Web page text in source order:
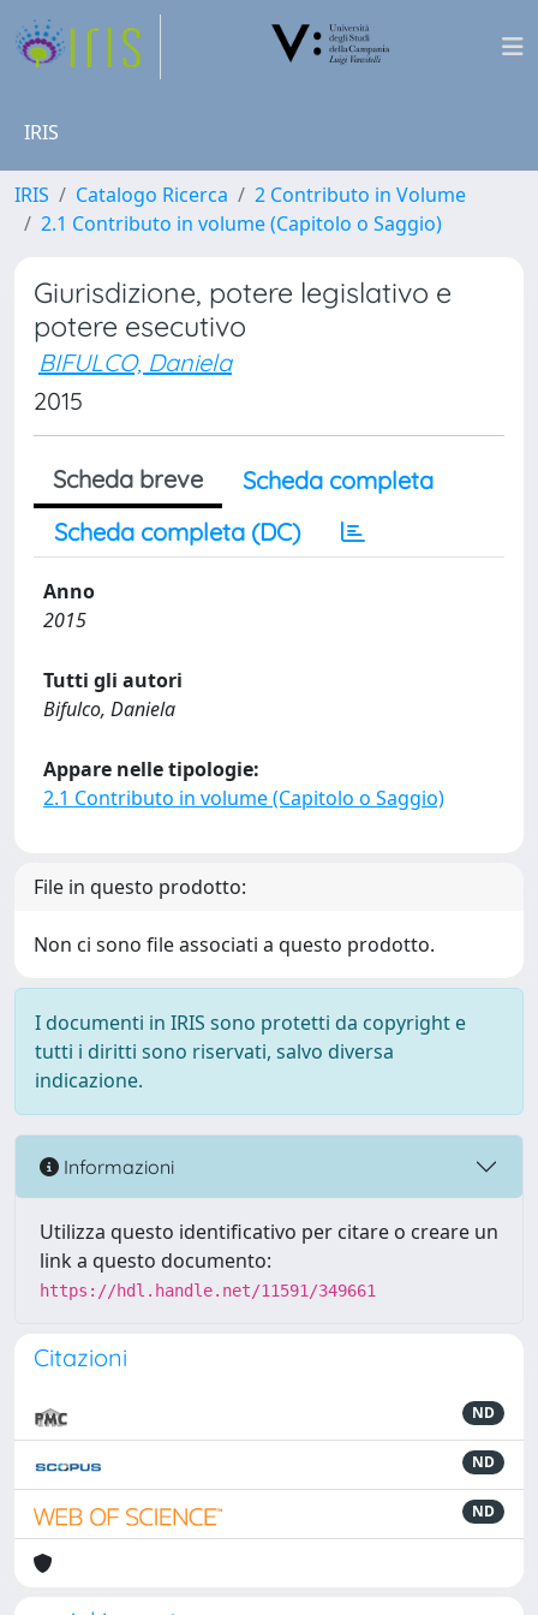
IRIS
IRIS Catalogo Ricerca
2 Contributo in Volume
2.1 Contributo in volume (Capitolo o Saggio)
Giurisdizione, potere legislativo e
potere esecutivo
BIFULCO, Daniela
2015
Scheda breve
Scheda completa
Scheda completa (DC)
Anno
2015
Tutti gli autori
Bifulco, Daniela
Appare nelle tipologie:
2.1 Contributo in volume (Capitolo o Saggio)
File in questo prodotto:
Non ci sono file associati a questo prodotto.
I documenti in IRIS sono protetti da copyright e
tutti i diritti sono riservati, salvo diversa
indicazione.
Informazioni
Utilizza questo identificativo per citare o creare un
link a questo documento:
https://hdl.handle.net/11591/349661
Citazioni
ND
ND
ND